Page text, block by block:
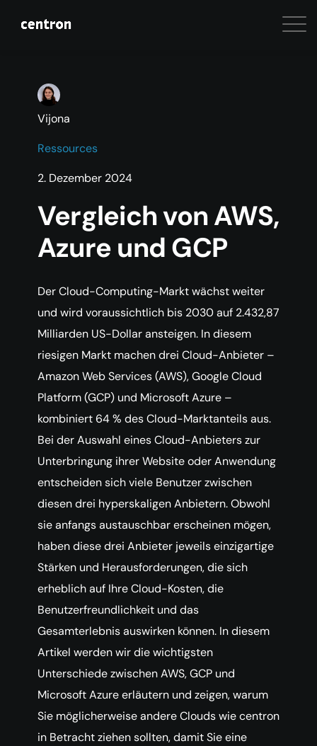
Vijona
Ressources
2. Dezember 2024
Vergleich von AWS,
Azure und GCP
Der Cloud-Computing-Markt wächst weiter
und wird voraussichtlich bis 2030 auf 2.432,87
Milliarden US-Dollar ansteigen. In diesem
riesigen Markt machen drei Cloud-Anbieter –
Amazon Web Services (AWS), Google Cloud
Platform (GCP) und Microsoft Azure –
kombiniert 64 % des Cloud-Marktanteils aus.
Bei der Auswahl eines Cloud-Anbieters zur
Unterbringung ihrer Website oder Anwendung
entscheiden sich viele Benutzer zwischen
diesen drei hyperskaligen Anbietern. Obwohl
sie anfangs austauschbar erscheinen mögen,
haben diese drei Anbieter jeweils einzigartige
Stärken und Herausforderungen, die sich
erheblich auf Ihre Cloud-Kosten, die
Benutzerfreundlichkeit und das
Gesamterlebnis auswirken können. In diesem
Artikel werden wir die wichtigsten
Unterschiede zwischen AWS, GCP und
Microsoft Azure erläutern und zeigen, warum
Sie möglicherweise andere Clouds wie centron
in Betracht ziehen sollten, damit Sie eine